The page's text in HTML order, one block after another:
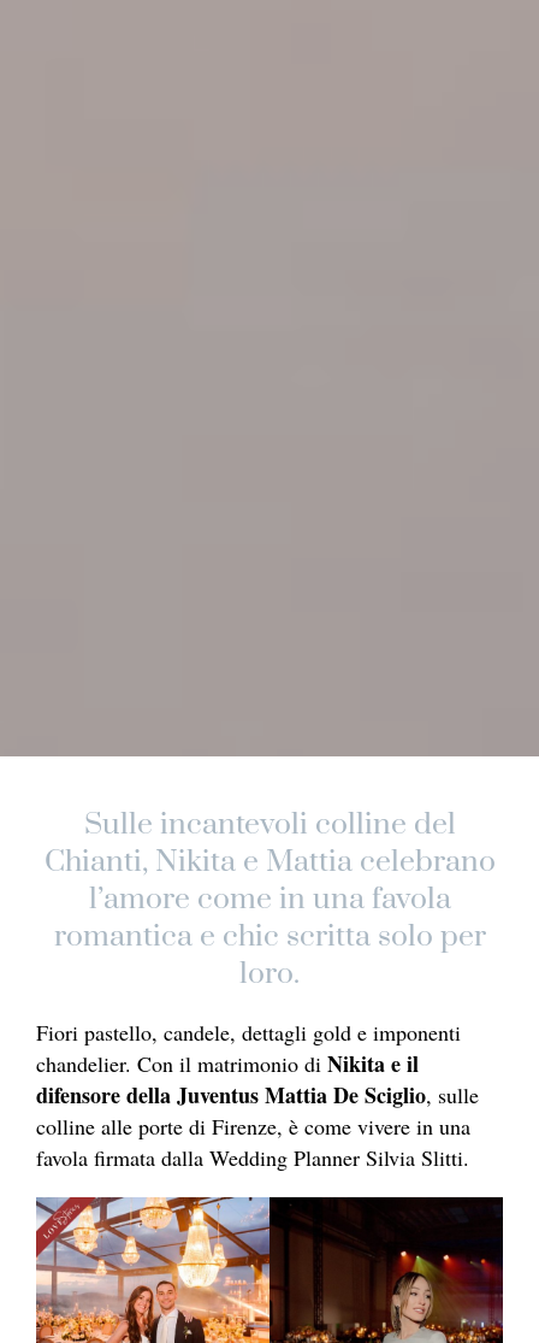
Sulle incantevoli colline del
Chianti, Nikita e Mattia celebrano
l’amore come in una favola
romantica e chic scritta solo per
loro.
Fiori pastello, candele, dettagli gold e imponenti
chandelier. Con il matrimonio di Nikita e il
difensore della Juventus Mattia De Sciglio, sulle
colline alle porte di Firenze, è come vivere in una
favola firmata dalla Wedding Planner Silvia Slitti.